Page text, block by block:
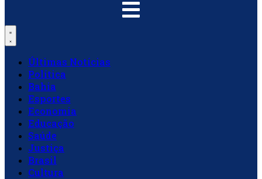
Últimas Notícias
Política
Bahia
Esportes
Economia
Educação
Saúde
Justiça
Brasil
Cultura